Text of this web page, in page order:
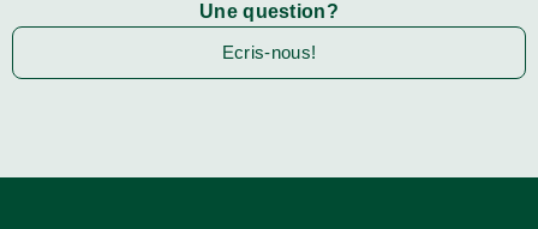
Une question?
Ecris-nous!